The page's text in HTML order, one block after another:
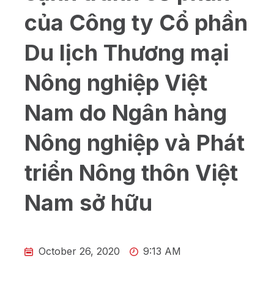
của Công ty Cổ phần
Du lịch Thương mại
Nông nghiệp Việt
Nam do Ngân hàng
Nông nghiệp và Phát
triển Nông thôn Việt
Nam sở hữu
October 26, 2020 9:13 AM